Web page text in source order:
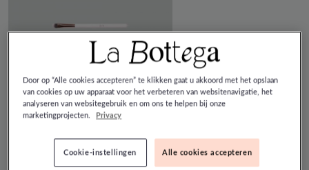
She-iss - Wit Borstels
€ 20,00
Door op “Alle cookies accepteren” te klikken gaat u akkoord met het opslaan
van cookies op uw apparaat voor het verbeteren van websitenavigatie, het
analyseren van websitegebruik en om ons te helpen bij onze
marketingprojecten.
Privacy
Alle cookies accepteren
Cookie-instellingen